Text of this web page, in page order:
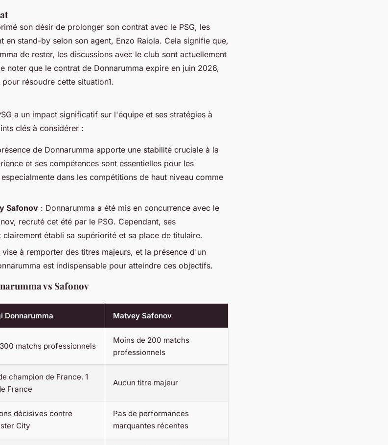
son désir de prolonger son contrat avec le PSG, les
en stand-by selon son agent, Enzo Raiola. Cela signifie que,
de rester, les discussions avec le club sont actuellement
noter que le contrat de Donnarumma expire en juin 2026,
résoudre cette situation1.
a un impact significatif sur l'équipe et ses stratégies à
clés à considérer :
de Donnarumma apporte une stabilité cruciale à la
et ses compétences sont essentielles pour les
dans les compétitions de haut niveau comme
Safonov : Donnarumma a été mis en concurrence avec le
recruté cet été par le PSG. Cependant, ses
établi sa supériorité et sa place de titulaire.
vise à remporter des titres majeurs, et la présence d'un
est indispensable pour atteindre ces objectifs.
vs Safonov
Donnarumma Matvey Safonov
matchs professionnels
Moins de 200 matchs
professionnels
champion de France, 1
France
Aucun titre majeur
décisives contre
City
Pas de performances
marquantes récentes